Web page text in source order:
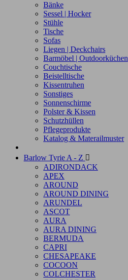
Bänke
Sessel | Hocker
Stühle
Tische
Sofas
Liegen | Deckchairs
Barmöbel | Outdoorküchen
Couchtische
Beistelltische
Kissentruhen
Sonstiges
Sonnenschirme
Polster & Kissen
Schutzhüllen
Pflegeprodukte
Katalog & Materailmuster
Barlow Tyrie A - Z 
ADIRONDACK
APEX
AROUND
AROUND DINING
ARUNDEL
ASCOT
AURA
AURA DINING
BERMUDA
CAPRI
CHESAPEAKE
COCOON
COLCHESTER